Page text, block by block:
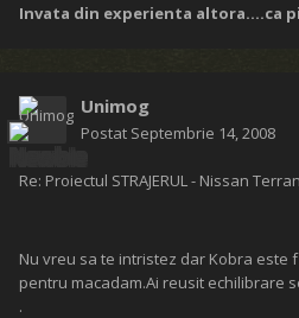
Invata din experienta altora....ca
Unimog
Postat Septembrie 14, 2008
Re: Proiectul STRAJERUL - Nissan
Nu vreu sa te intristez dar Kobra este
pentru macadam.Ai reusit echilibrare
.